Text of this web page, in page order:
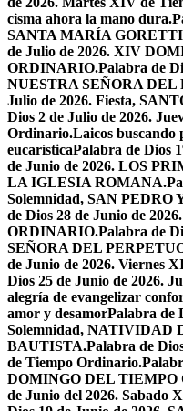
cisma ahora la mano dura.
SANTA MARÍA
de Julio de 2026. XIV
ORDINARIO.Palabra de
NUESTRA SEÑORA DEL
Julio de 2026. Fiesta,
Dios 2 de Julio de 2026.
Ordinario.Laicos buscando
eucarísticaPalabra de Dios
de Junio de 2026. LOS
LA IGLESIA ROMANA.
Solemnidad, SAN PEDRO
de Dios 28 de Junio de
ORDINARIO.Palabra de
SEÑORA DEL
de Junio de 2026. Viernes
Dios 25 de Junio de 2026.
alegría de evangelizar
amor y desamorPalabra de
Solemnidad, NATIVIDAD
BAUTISTA.Palabra de
de Tiempo Ordinario.
DOMINGO DEL TIEMPO
de Junio del 2026. Sabado